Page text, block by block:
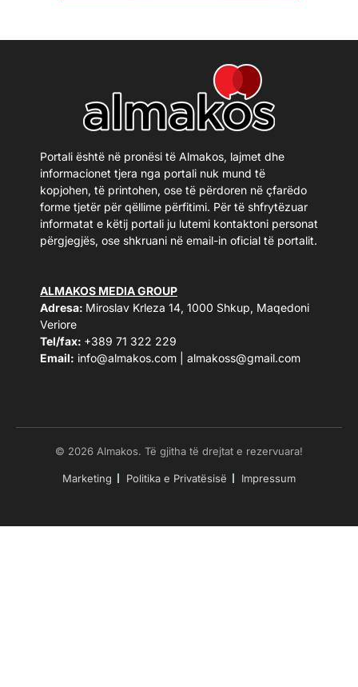
Portali është në pronësi të Almakos, lajmet dhe
informacionet tjera nga portali nuk mund të
kopjohen, të printohen, ose të përdoren në çfarëdo
forme tjetër për qëllime përfitimi. Për të shfrytëzuar
informatat e këtij portali ju lutemi kontaktoni personat
përgjegjës, ose shkruani në email-in oficial të portalit.
ALMAKOS MEDIA GROUP
Adresa: Miroslav Krleza 14, 1000 Shkup, Maqedoni
Veriore
Tel/fax: +389 71 322 229
Email: info@almakos.com almakoss@gmail.com
© 2026 Almakos. Të gjitha të drejtat e rezervuara!
Marketing Politika e Privatësisë Impressum